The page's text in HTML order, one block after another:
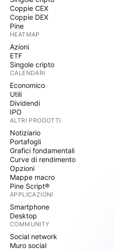
Coppie CEX
Coppie DEX
Pine
HEATMAP
Azioni
ETF
Singole cripto
CALENDARI
Economico
Utili
Dividendi
IPO
ALTRI PRODOTTI
Notiziario
Portafogli
Grafici fondamentali
Curve di rendimento
Opzioni
Mappe macro
Pine Script®
APPLICAZIONI
Smartphone
Desktop
COMMUNITY
Social network
Muro social